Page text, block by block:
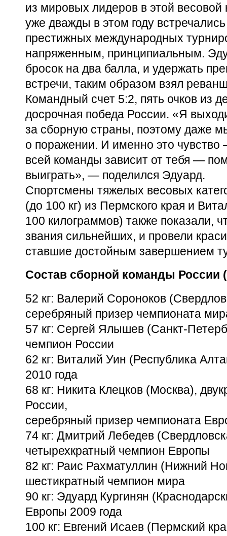
из мировых лидеров в этой весовой
уже дважды в этом году
престижных международных
напряженным, принципиальным.
бросок на два балла, и удержать
встречи, таким образом взял
Командный счет 5:2, пять очков из
досрочная победа России. «Я
за сборную страны, поэтому даже
о поражении. И именно это чувство
всей команды зависит от тебя —
выиграть», — поделился Эдуард.
Спортсмены тяжелых весовых
(до 100 кг) из Пермского края и
100 килограммов) также показали,
звания сильнейших, и провели
ставшие достойным завершением
Состав сборной команды России
52 кг: Валерий Сороноков
серебряный призер чемпионата
57 кг: Сергей Ялышев (Санкт-
чемпион России
62 кг: Виталий Уин (Республика
2010 года
68 кг: Никита Клецков (Москва),
России,
серебряный призер чемпионата
74 кг: Дмитрий Лебедев
четырехкратный чемпион Европы
82 кг: Раис Рахматуллин (Нижний
шестикратный чемпион мира
90 кг: Эдуард Кургинян
Европы 2009 года
100 кг: Евгений Исаев (Пермский